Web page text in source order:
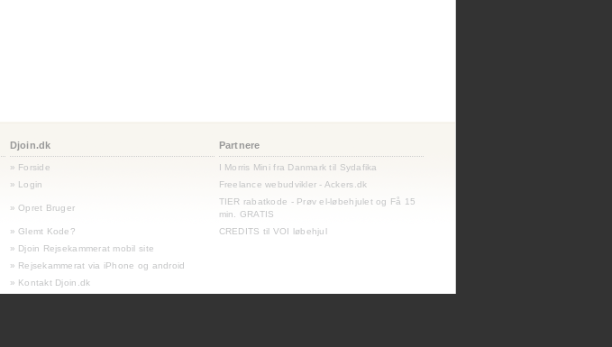
Djoin.dk Partnere
» Forside
I Morris Mini fra Danmark til Sydafika
» Login Freelance webudvikler - Ackers.dk
» Opret Bruger
TIER rabatkode - Prøv el-løbehjulet og Få 15
min. GRATIS
» Glemt Kode?
CREDITS til VOI løbehjul
» Djoin Rejsekammerat mobil site
» Rejsekammerat via iPhone og android
» Kontakt Djoin.dk